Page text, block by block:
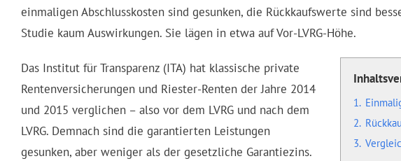
einmaligen Abschlusskosten sind gesunken, die Rückkaufswerte sind
Studie kaum Auswirkungen. Sie lägen in etwa auf Vor-LVRG-Höhe.
1.
2.
3.
Das Institut für Transparenz (ITA) hat klassische private
Rentenversicherungen und Riester-Renten der Jahre 2014
und 2015 verglichen – also vor dem LVRG und nach dem
LVRG. Demnach sind die garantierten Leistungen
gesunken, aber weniger als der gesetzliche Garantiezins.